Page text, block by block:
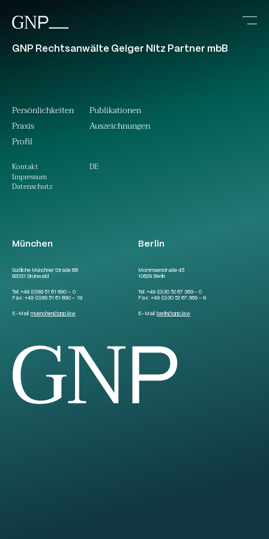
GNP Rechtsanwälte Geiger Nitz Partner mbB
München
Südliche Münchner Straße 68
82031 Grünwald
Tel:+49 (0)89 51 61 890 – 0
Fax:+49 (0)89 51 61 890 – 19
E-Mail:muenchen@gnp.law
Berlin
Mommsenstraße 45
10629 Berlin
Tel: +49 (0)30 52 67 369 – 0
Fax: +49 (0)30 52 67 369 – 9
E-Mail: berlin@gnp.law
Persönlichkeiten
Praxis
Profil
Kontakt
Impressum
Datenschutz
Publikationen
Auszeichnungen
DE